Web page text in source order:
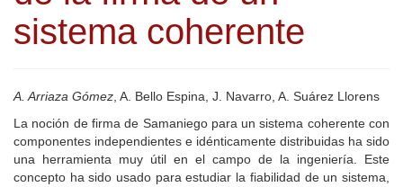
sistema coherente
A. Arriaza Gómez , A. Bello Espina, J. Navarro, A. Suárez Llorens
La noción de firma de Samaniego para un sistema coherente con
componentes independientes e idénticamente distribuidas ha sido
una herramienta muy útil en el campo de la ingeniería. Este
concepto ha sido usado para estudiar la fiabilidad de un sistema,